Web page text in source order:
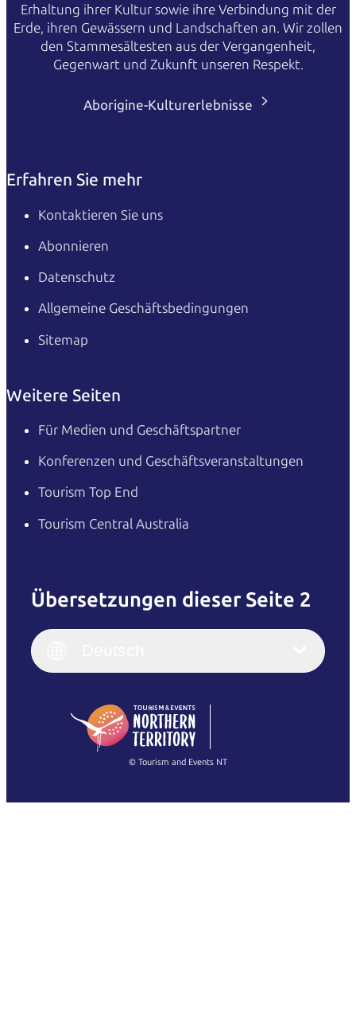
Erhaltung ihrer Kultur sowie ihre Verbindung mit der
Erde, ihren Gewässern und Landschaften an. Wir zollen
den Stammesältesten aus der Vergangenheit,
Gegenwart und Zukunft unseren Respekt.
Aborigine-Kulturerlebnisse
Erfahren Sie mehr
Kontaktieren Sie uns
Abonnieren
Datenschutz
Allgemeine Geschäftsbedingungen
Sitemap
Weitere Seiten
Für Medien und Geschäftspartner
Konferenzen und Geschäftsveranstaltungen
Tourism Top End
Tourism Central Australia
Übersetzungen dieser Seite 2
English
(Singapore)
Français
Italiano
繁體中文
© Tourism and Events NT